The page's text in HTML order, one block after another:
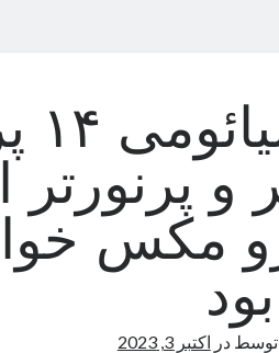
پرنورتر
۱۵ پرو مکس
بود
توسطدر اکتبر 3, 2023